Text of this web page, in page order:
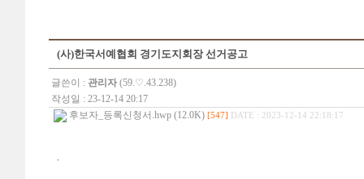
(사)한국서예협회 경기도지회장 선거공고
글쓴이 : 관리자 (59.♡.43.238)
작성일 : 23-12-14 20:17
후보자_등록신청서.hwp (12.0K) [547] DATE : 2023-12-14 22:18:17
.